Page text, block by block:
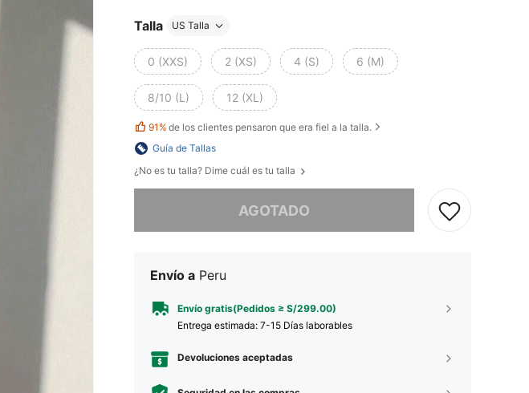
Talla US Talla
0 (XXS) 2 (XS) 4 (S) 6 (M)
8/10 (L) 12 (XL)
91% de los clientes pensaron que era fiel a la talla.
Guía de Tallas
¿No es tu talla? Dime cuál es tu talla
AGOTADO
Envío a Peru
Envío gratis(Pedidos ≥ S/299.00)
Entrega estimada: 7-15 Días laborables
Devoluciones aceptadas